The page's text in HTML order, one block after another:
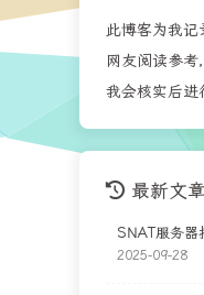
此博客为我记
网友阅读参考
我会核实后进
最新文章
SNAT服务器
2025-09-28